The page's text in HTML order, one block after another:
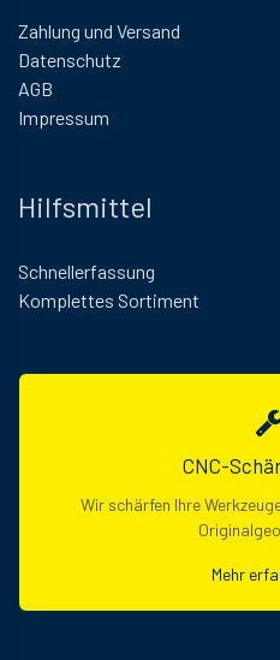
Zahlung und Versand
Datenschutz
AGB
Impressum
Hilfsmittel
Schnellerfassung
Komplettes Sortiment
CNC-
Wir schärfen Ihre
Mehr